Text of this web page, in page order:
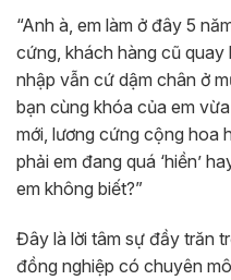
“Anh à, em làm ở đây 5
cứng, khách hàng cũ quay
nhập vẫn cứ dậm chân ở
bạn cùng khóa của em
mới, lương cứng cộng hoa
phải em đang quá ‘hiền’
em không biết?”
Đây là lời tâm sự đầy trăn
đồng nghiệp có chuyên